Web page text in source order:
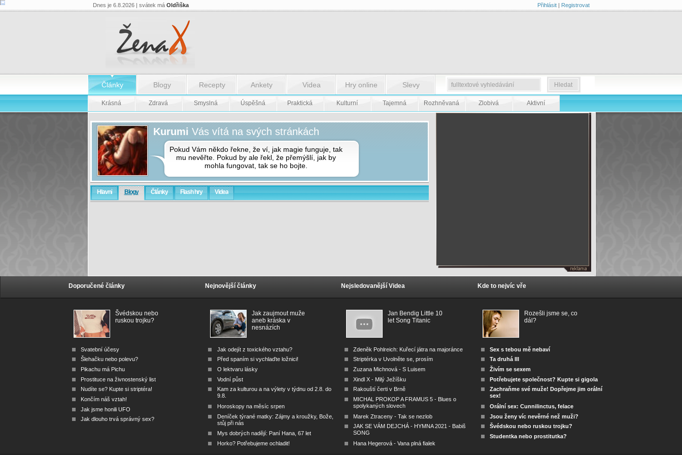
Dnes je 6.8.2026 | svátek má Oldřiška Přihlásit| Registrovat
Články Blogy Recepty Ankety Videa Hry online Slevy
Krásná Zdravá Smyslná Úspěšná Praktická Kulturní Tajemná Rozhněvaná Zlobivá Aktivní
Kurumi Vás vítá na svých stránkách
Pokud Vám někdo řekne, že ví, jak magie funguje, tak
mu nevěřte. Pokud by ale řekl, že přemýšlí, jak by
mohla fungovat, tak se ho bojte.
Hlavní Blogy Články Flash hry Videa
Doporučené články
Švédskou nebo
ruskou trojku?
Svatební účesy
Šlehačku nebo polevu?
Pikachu má Pichu
Prostituce na živnostenský list
Nudíte se? Kupte si striptéra!
Končím náš vztah!
Jak jsme honili UFO
Jak dlouho trvá správný sex?
Nejnovější články
Jak zaujmout muže
aneb kráska v
nesnázích
Jak odejít z toxického vztahu?
Před spaním si vychlaďte ložnici!
O lektvaru lásky
Vodní půst
Kam za kulturou a na výlety v týdnu od 2.8. do
9.8.
Horoskopy na měsíc srpen
Deníček týrané matky: Zájmy a kroužky, Bože,
stůj při nás
Mys dobrých nadějí: Paní Hana, 67 let
Horko? Potřebujeme ochladit!
Nejsledovanější Videa
Jan Bendig Little 10
let Song Titanic
Zdeněk Pohlreich: Kuřecí játra na majoránce
Striptérka v Uvolněte se, prosím
Zuzana Michnová - S Luisem
Xindl X - Milý Ježíšku
Rakouští čerti v Brně
MICHAL PROKOP A FRAMUS 5 - Blues o
spolykaných slovech
Marek Ztraceny - Tak se nezlob
JAK SE VÁM DEJCHÁ - HYMNA 2021 - Babiš
SONG
Hana Hegerová - Vana plná fialek
Kde to nejvíc vře
Rozešli jsme se, co
dál?
Sex s tebou mě nebaví
Ta druhá III
Živím se sexem
Potřebujete společnost? Kupte si gigola
Zachraňme své muže! Dopřejme jim orální
sex!
Orální sex: Cunnilinctus, felace
Jsou ženy víc nevěrné než muži?
Švédskou nebo ruskou trojku?
Studentka nebo prostitutka?